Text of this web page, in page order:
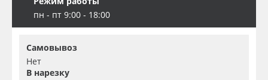
пн - пт 9:00 - 18:00
Самовывоз
Нет
В нарезку